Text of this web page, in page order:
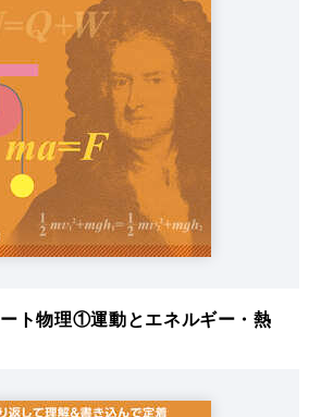
ト物理①運動とエネルギー・熱